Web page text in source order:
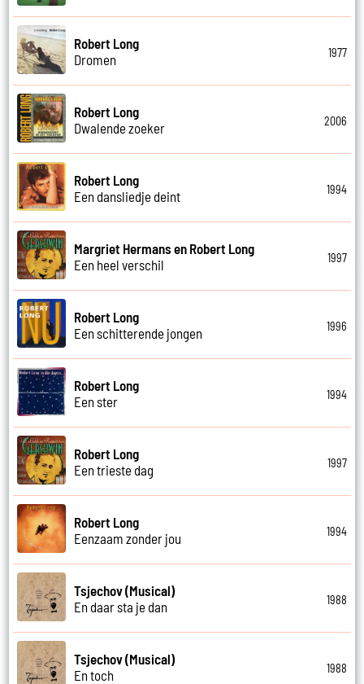
Robert Long
Dromen
1977
Robert Long
Dwalende zoeker
2006
Robert Long
Een dansliedje deint
1994
Margriet Hermans en Robert Long
Een heel verschil
1997
Robert Long
Een schitterende jongen
1996
Robert Long
Een ster
1994
Robert Long
Een trieste dag
1997
Robert Long
Eenzaam zonder jou
1994
Tsjechov (Musical)
En daar sta je dan
1988
Tsjechov (Musical)
En toch
1988